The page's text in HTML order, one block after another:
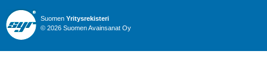
Suomen Yritysrekisteri
© 2026 Suomen Avainsanat Oy